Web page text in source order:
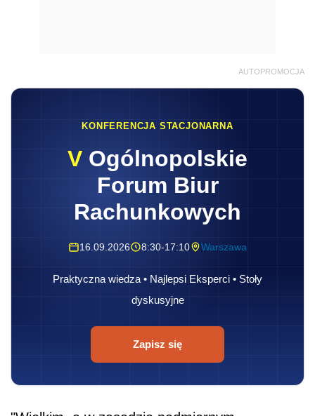
AUTOPROMOCJA
KONFERENCJA STACJONARNA
V Ogólnopolskie
Forum Biur
Rachunkowych
16.09.2026 8:30-17:10 Warszawa
Praktyczna wiedza • Najlepsi Eksperci • Stoły
dyskusyjne
Zapisz się